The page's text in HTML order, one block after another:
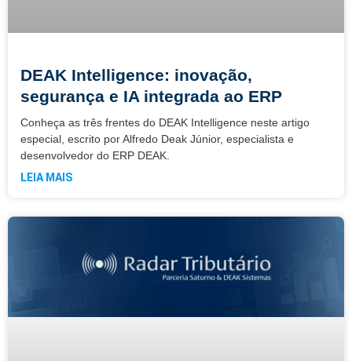
DEAK Intelligence: inovação,
segurança e IA integrada ao ERP
Conheça as três frentes do DEAK Intelligence neste artigo
especial, escrito por Alfredo Deak Júnior, especialista e
desenvolvedor do ERP DEAK.
LEIA MAIS